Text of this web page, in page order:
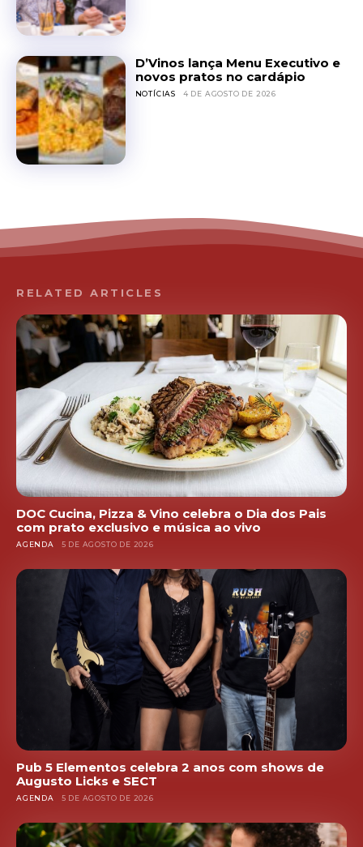
D’Vinos lança Menu Executivo e
novos pratos no cardápio
NOTÍCIAS 4 DE AGOSTO DE 2026
RELATED ARTICLES
DOC Cucina, Pizza & Vino celebra o Dia dos Pais
com prato exclusivo e música ao vivo
AGENDA 5 DE AGOSTO DE 2026
Pub 5 Elementos celebra 2 anos com shows de
Augusto Licks e SECT
AGENDA 5 DE AGOSTO DE 2026